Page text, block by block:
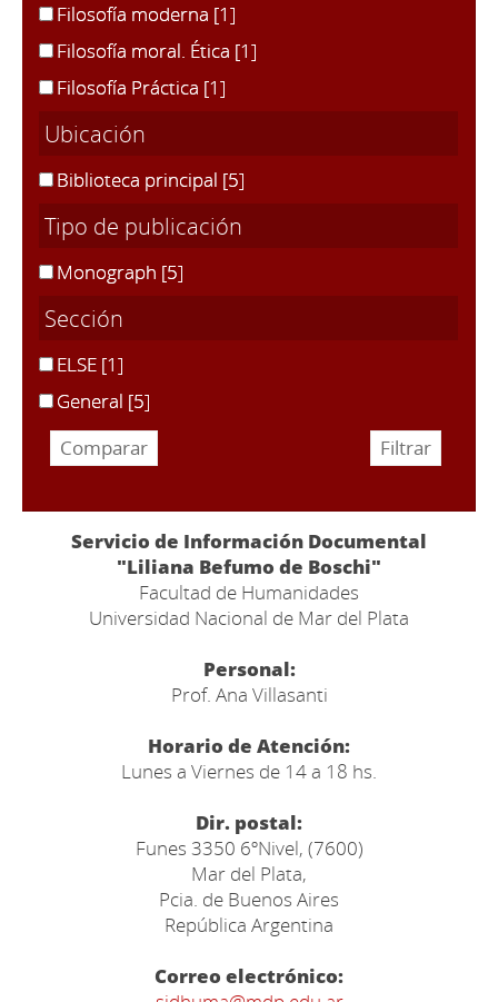
Filosofía moderna [1]
Filosofía moral. Ética [1]
Filosofía Práctica [1]
Ubicación
Biblioteca principal [5]
Tipo de publicación
Monograph [5]
Sección
ELSE [1]
General [5]
Servicio de Información Documental
"Liliana Befumo de Boschi"
Facultad de Humanidades
Universidad Nacional de Mar del Plata
Personal:
Prof. Ana Villasanti
Horario de Atención:
Lunes a Viernes de 14 a 18 hs.
Dir. postal:
Funes 3350 6ºNivel, (7600)
Mar del Plata,
Pcia. de Buenos Aires
República Argentina
Correo electrónico: